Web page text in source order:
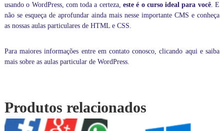
usando o WordPress, com toda a certeza, este é o curso ideal para você. E
não se esqueça de aprofundar ainda mais nesse importante CMS e conheça
as nossas aulas particulares de HTML e CSS
Para maiores informações entre em contato conosco,clicando aqui e saiba
mais sobre as aulas particular de WordPress.
Produtos relacionados